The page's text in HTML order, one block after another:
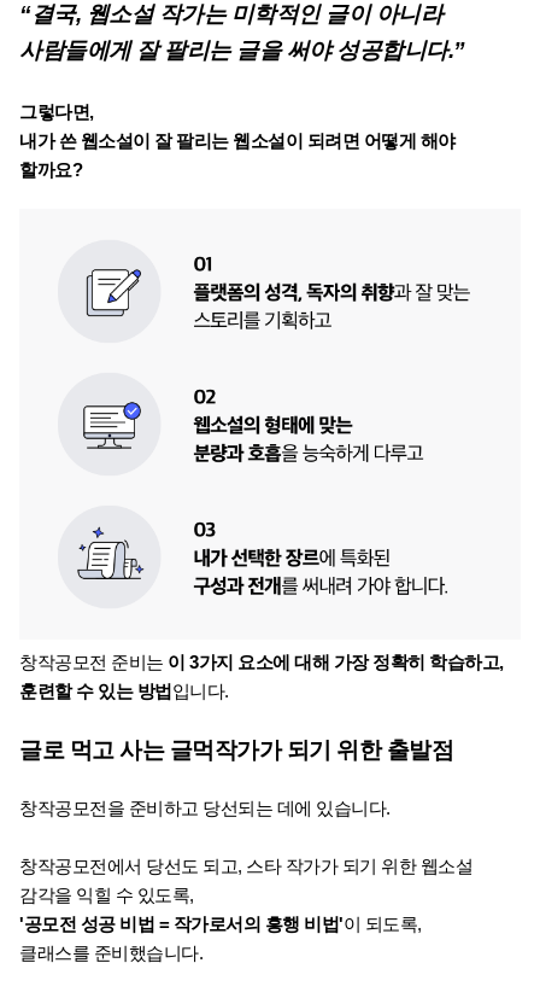
“결국, 웹소설 작가는 미학적인 글이 아니라
사람들에게 잘 팔리는 글을 써야 성공합니다.”
그렇다면,
내가 쓴 웹소설이 잘 팔리는 웹소설이 되려면 어떻게 해야
할까요?
창작공모전 준비는 이 3가지 요소에 대해 가장 정확히 학습하고,
훈련할 수 있는 방법 입니다.
글로 먹고 사는 글먹작가가 되기 위한 출발점
창작공모전을 준비하고 당선되는 데에 있습니다.
창작공모전에서 당선도 되고, 스타 작가가 되기 위한 웹소설
감각을 익힐 수 있도록,
'공모전 성공 비법 = 작가로서의 흥행 비법'이 되도록,
클래스를 준비했습니다.